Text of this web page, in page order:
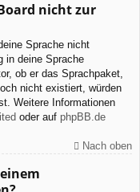
nicht zur
Sprache nicht
in deine Sprache
ob er das Sprachpaket,
nicht existiert, würden
Weitere Informationen
oder auf phpBB.de
Nach oben